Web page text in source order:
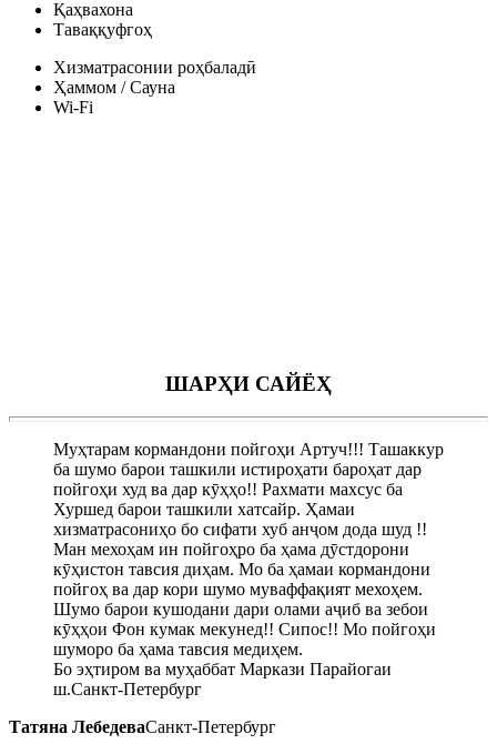
Қаҳвахона
Таваққуфгоҳ
Хизматрасонии роҳбаладӣ
Ҳаммом / Сауна
Wi-Fi
ШАРҲИ САЙЁҲ
Муҳтарам кормандони пойгоҳи Артуч!!! Ташаккур
ба шумо барои ташкили истироҳати бароҳат дар
пойгоҳи худ ва дар кӯҳҳо!! Рахмати махсус ба
Хуршед барои ташкили хатсайр. Ҳамаи
хизматрасониҳо бо сифати хуб анҷом дода шуд !!
Ман мехоҳам ин пойгоҳро ба ҳама дӯстдорони
кӯҳистон тавсия диҳам. Мо ба ҳамаи кормандони
пойгоҳ ва дар кори шумо муваффақият мехоҳем.
Шумо барои кушодани дари олами аҷиб ва зебои
кӯҳҳои Фон кумак мекунед!! Сипос!! Мо пойгоҳи
шуморо ба ҳама тавсия медиҳем.
Бо эҳтиром ва муҳаббат Маркази Парайогаи
ш.Санкт-Петербург
Татяна ЛебедеваСанкт-Петербург